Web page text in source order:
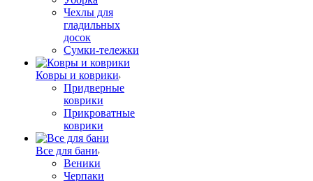
Чехлы для
гладильных
досок
Сумки-тележки
Ковры и коврики
Придверные
коврики
Прикроватные
коврики
Все для бани
Веники
Черпаки